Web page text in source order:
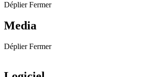
Déplier Fermer
Media
Déplier Fermer